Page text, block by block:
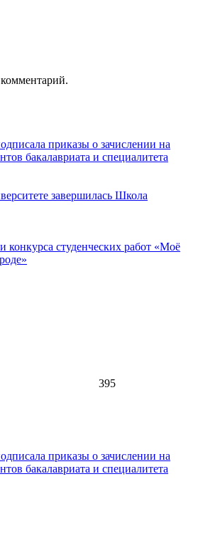
приказы о зачислении на
бакалавриата и специалитета
завершилась Школа
конкурса студенческих работ «Моё
395
приказы о зачислении на
бакалавриата и специалитета